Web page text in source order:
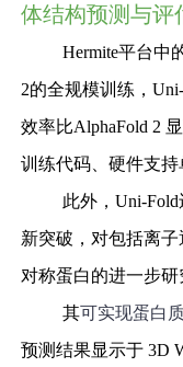
体结构预测与评
Hermite平台中
2的全规模训练，
效率比AlphaFold 2
训练代码、硬件支持
此外，Uni-
新突破，对包括离
对称蛋白的进一步研
其可实现蛋白
预测结果显示于 3D